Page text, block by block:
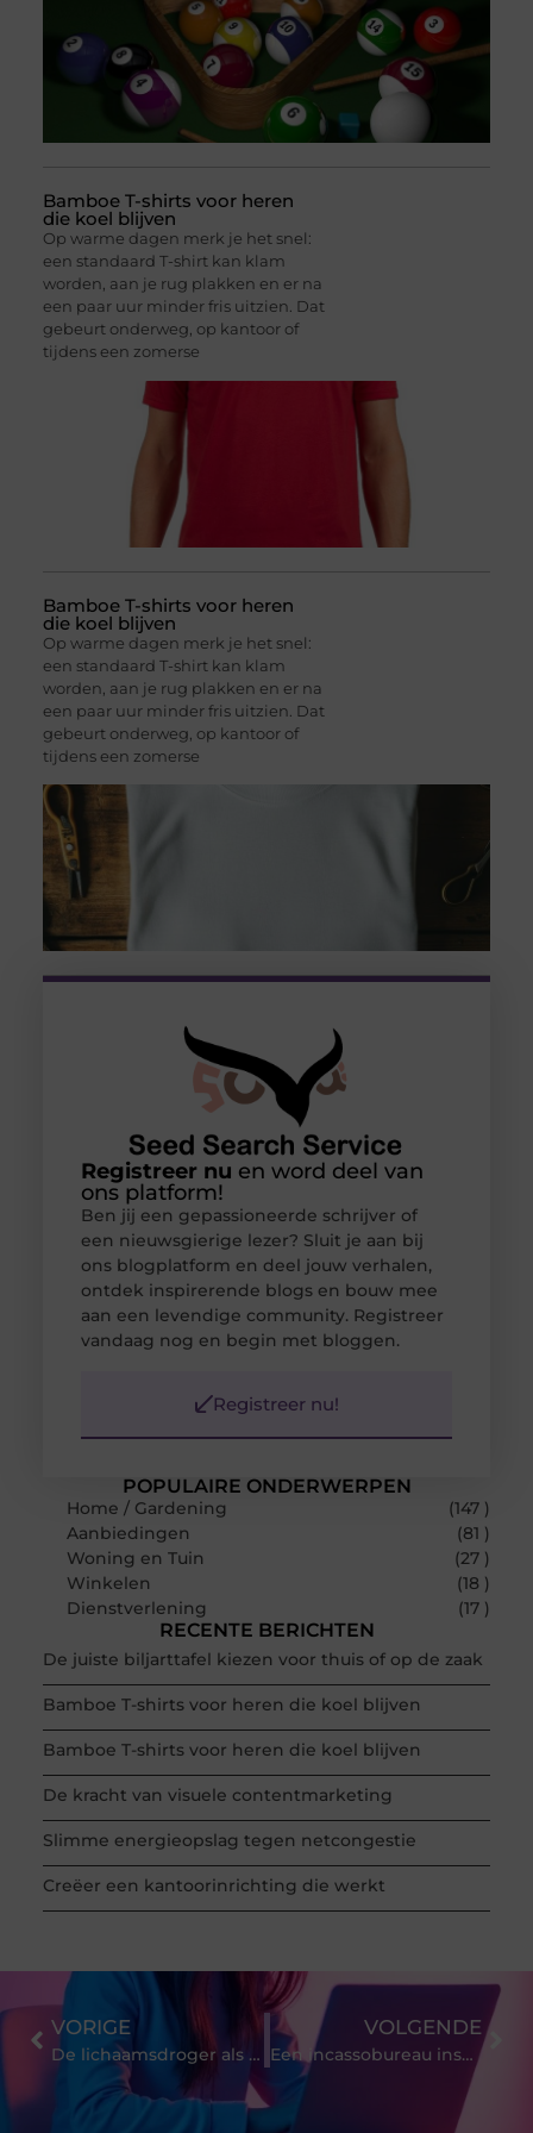
Bamboe T-shirts voor heren
die koel blijven
Op warme dagen merk je het snel:
een standaard T-shirt kan klam
worden, aan je rug plakken en er na
een paar uur minder fris uitzien. Dat
gebeurt onderweg, op kantoor of
tijdens een zomerse
Bamboe T-shirts voor heren
die koel blijven
Op warme dagen merk je het snel:
een standaard T-shirt kan klam
worden, aan je rug plakken en er na
een paar uur minder fris uitzien. Dat
gebeurt onderweg, op kantoor of
tijdens een zomerse
POPULAIRE ONDERWERPEN
Home / Gardening
(147 )
Aanbiedingen
(81 )
Woning en Tuin
(27 )
Winkelen
(18 )
Dienstverlening
(17 )
RECENTE BERICHTEN
De juiste biljarttafel kiezen voor thuis of op de zaak
Bamboe T-shirts voor heren die koel blijven
Bamboe T-shirts voor heren die koel blijven
De kracht van visuele contentmarketing
Slimme energieopslag tegen netcongestie
Creëer een kantoorinrichting die werkt
Registreer nu en word deel van
ons platform!
Ben jij een gepassioneerde schrijver of
een nieuwsgierige lezer? Sluit je aan bij
ons blogplatform en deel jouw verhalen,
ontdek inspirerende blogs en bouw mee
aan een levendige community. Registreer
vandaag nog en begin met bloggen.
Registreer nu!
VORIGE
De lichaamsdroger als badkamerhulpmiddel voor ouderen
VOLGENDE
Een incassobureau inschakelen voor debiteuren